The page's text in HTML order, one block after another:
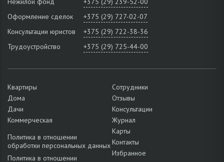
Оформление сделок
+375 (29) 727-02-07
Консультации юристов
+375 (29) 722-38-36
Трудоустройство
+375 (29) 725-44-00
Квартиры
Дома
Дачи
Коммерческая
Политика в отношении
обработки персональных данных
Политика в отношении
Сотрудники
Отзывы
Консультации
Журнал
Карты
Контакты
Избранное